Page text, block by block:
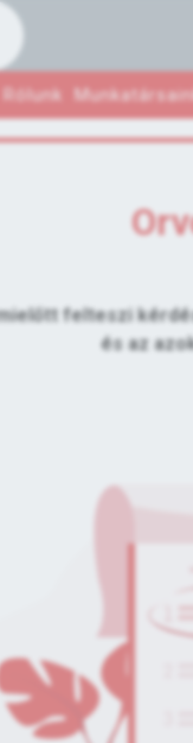
Rólunk
felteszi
és az